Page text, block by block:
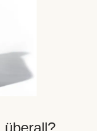
überall?